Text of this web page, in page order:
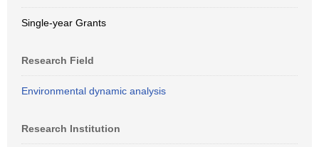
Single-year Grants
Research Field
Environmental dynamic analysis
Research Institution